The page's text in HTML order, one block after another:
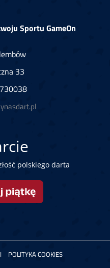
Sportu GameOn
33
polskiego darta
POLITYKA COOKIES